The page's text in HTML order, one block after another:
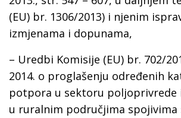
(EU) br. 1306/2013) i njenim
izmjenama i dopunama,
– Uredbi Komisije (EU) br. 702/
2014. o proglašenju određenih
potpora u sektoru poljoprivrede
u ruralnim područjima